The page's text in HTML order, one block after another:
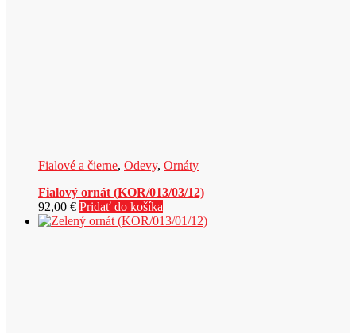
Fialové a čierne, Odevy, Ornáty
Fialový ornát (KOR/013/03/12)
92,00 € Pridať do košíka